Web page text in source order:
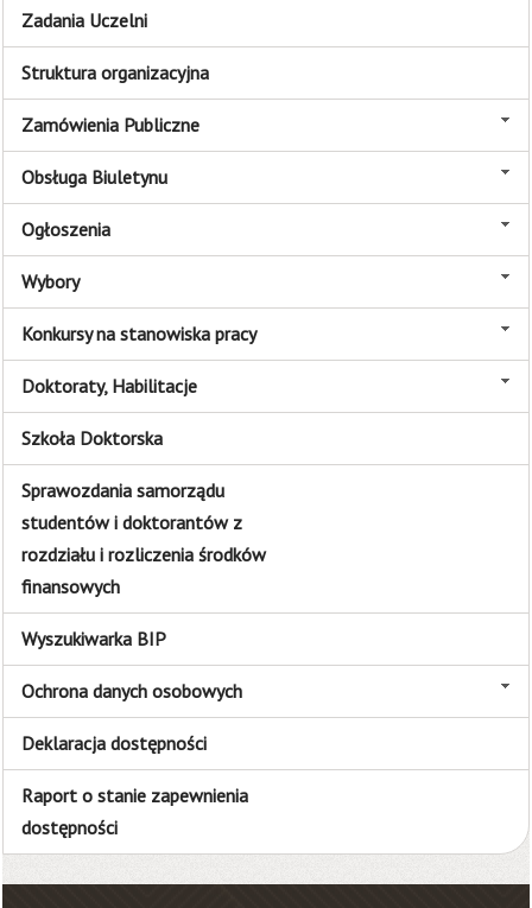
Zadania Uczelni
Struktura organizacyjna
Zamówienia Publiczne
Obsługa Biuletynu
Ogłoszenia
Wybory
Konkursy na stanowiska pracy
Doktoraty, Habilitacje
Szkoła Doktorska
Sprawozdania samorządu
studentów i doktorantów z
rozdziału i rozliczenia środków
finansowych
Wyszukiwarka BIP
Ochrona danych osobowych
Deklaracja dostępności
Raport o stanie zapewnienia
dostępności